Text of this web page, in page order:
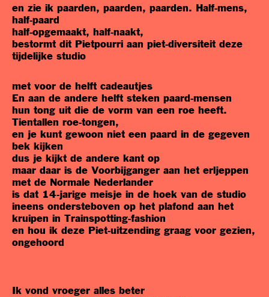
en zie ik paarden, paarden, paarden. Half-mens,
half-paard
half-opgemaakt, half-naakt,
bestormt dit Pietpourri aan piet-diversiteit deze
tijdelijke studio
met voor de helft cadeautjes
En aan de andere helft steken paard-mensen
hun tong uit die de vorm van een roe heeft.
Tientallen roe-tongen,
en je kunt gewoon niet een paard in de gegeven
bek kijken
dus je kijkt de andere kant op
maar daar is de Voorbijganger aan het erljeppen
met de Normale Nederlander
is dat 14-jarige meisje in de hoek van de studio
ineens ondersteboven op het plafond aan het
kruipen in Trainspotting-fashion
en hou ik deze Piet-uitzending graag voor gezien,
ongehoord
Ik vond vroeger alles beter